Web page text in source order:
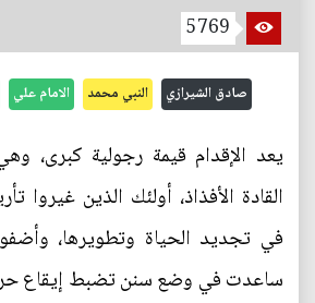
5769
صادق الشيرازي النبي محمد الامام علي
يعد الإقدام قيمة رجولية كبرى،
القادة الأفذاذ، أولئك الذين غيروا
في تجديد الحياة وتطويرها،
ساعدت في وضع سنن تضبط إيقاع